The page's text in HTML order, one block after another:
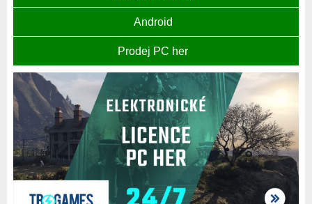
Android
Prodej PC her